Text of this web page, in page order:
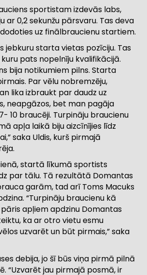
sportistam izdevās labs,
ar 0,2 sekunžu pārsvaru. Tas deva
uz finālbraucienu startiem.
jebkuru starta vietas pozīciju. Tas
kuru pats nopelnīju kvalifikācijā.
bija notikumiem pilns. Starta
Par vēlu nobremzēju,
lika izbraukt par daudz uz
neapgāzos, bet man pagāja
10 braucēji. Turpināju braucienu
apļa laikā biju aizcīnījies līdz
saka Uldis, kurš pirmajā
startā līkumā sportists
par tālu. Tā rezultātā Domantas
garām, tad arī Toms Macuks
“Turpināju braucienu kā
apļiem apdzinu Domantas
ka ar otro vietu esmu
uzvarēt un būt pirmais,” saka
debija, jo šī būs viņa pirmā pilnā
“Uzvarēt jau pirmajā posmā, ir